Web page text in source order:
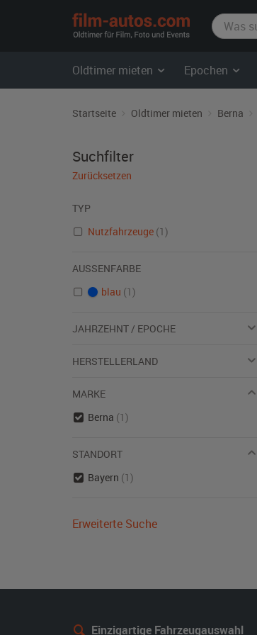
film-
autos.com
Oldtimer mieten Epochen
Startseite Oldtimer mieten Berna
Suchfilter
Zurücksetzen
TYP
Nutzfahrzeuge (1)
AUSSENFARBE
blau (1)
JAHRZEHNT / EPOCHE
HERSTELLERLAND
MARKE
Berna (1)
STANDORT
Bayern (1)
Erweiterte Suche
Einzigartige Fahrzeugauswahl